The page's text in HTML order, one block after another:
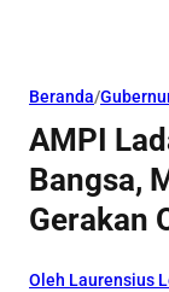
Beranda/
AMPI
Bangsa,
Gerakan
Oleh Laurensius